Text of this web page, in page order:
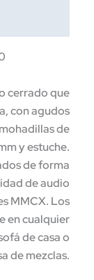
cerrado que
con agudos
de
y estuche.
de forma
de audio
MMCX. Los
en cualquier
de casa o
de mezclas.